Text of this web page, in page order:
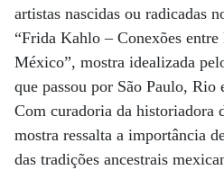
artistas nascidas ou radicadas
“Frida Kahlo – Conexões
México”, mostra idealizada
que passou por São Paulo, Rio
Com curadoria da historiadora
mostra ressalta a importância
das tradições ancestrais